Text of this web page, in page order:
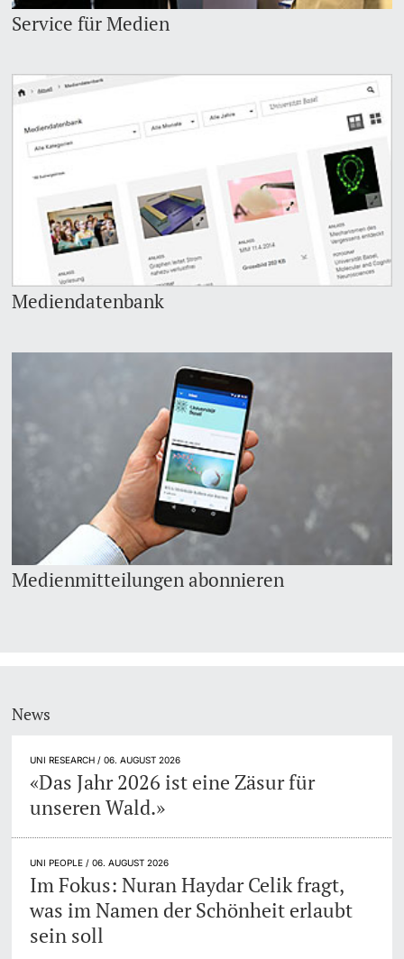
Service für Medien
Mediendatenbank
Medienmitteilungen abonnieren
News
UNI RESEARCH / 06. AUGUST 2026
«Das Jahr 2026 ist eine Zäsur für
unseren Wald.»
UNI PEOPLE / 06. AUGUST 2026
Im Fokus: Nuran Haydar Celik fragt,
was im Namen der Schönheit erlaubt
sein soll